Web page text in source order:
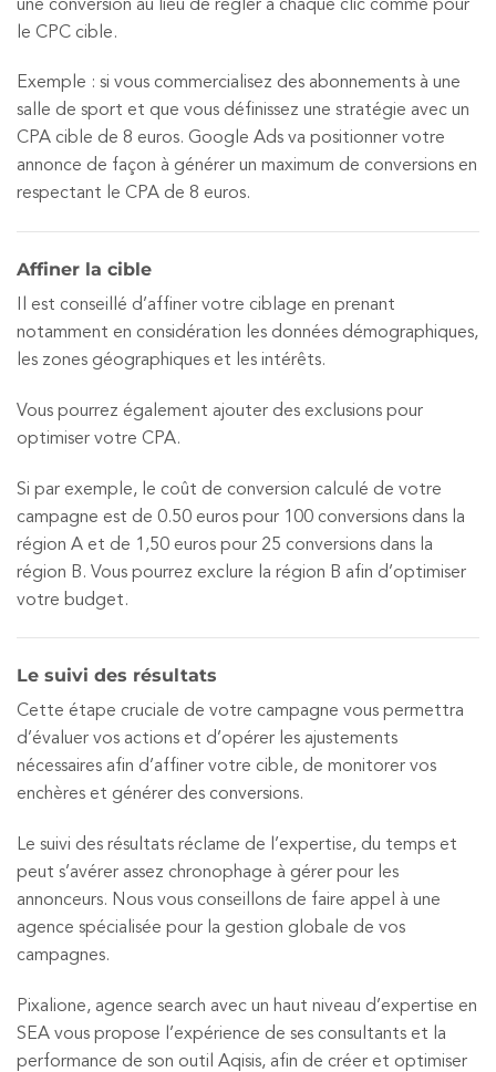
une conversion au lieu de régler à chaque clic comme pour
le CPC cible.
Exemple : si vous commercialisez des abonnements à une
salle de sport et que vous définissez une stratégie avec un
CPA cible de 8 euros. Google Ads va positionner votre
annonce de façon à générer un maximum de conversions en
respectant le CPA de 8 euros.
Affiner la cible
Il est conseillé d’affiner votre ciblage en prenant
notamment en considération les données démographiques,
les zones géographiques et les intérêts.
Vous pourrez également ajouter des exclusions pour
optimiser votre CPA.
Si par exemple, le coût de conversion calculé de votre
campagne est de 0.50 euros pour 100 conversions dans la
région A et de 1,50 euros pour 25 conversions dans la
région B. Vous pourrez exclure la région B afin d’optimiser
votre budget.
Le suivi des résultats
Cette étape cruciale de votre campagne vous permettra
d’évaluer vos actions et d’opérer les ajustements
nécessaires afin d’affiner votre cible, de monitorer vos
enchères et générer des conversions.
Le suivi des résultats réclame de l’expertise, du temps et
peut s’avérer assez chronophage à gérer pour les
annonceurs. Nous vous conseillons de faire appel à une
agence spécialisée pour la gestion globale de vos
campagnes.
Pixalione, agence search avec un haut niveau d’expertise en
SEA vous propose l’expérience de ses consultants et la
performance de son outil Aqisis, afin de créer et optimiser